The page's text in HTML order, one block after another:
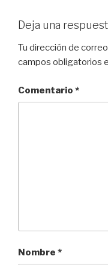
Deja una
Tu dirección de
campos obligatorios
Comentario *
Nombre *